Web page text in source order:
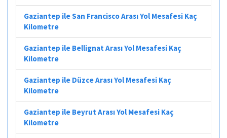
Gaziantep ile San Francisco Arası Yol Mesafesi Kaç
Kilometre
Gaziantep ile Bellignat Arası Yol Mesafesi Kaç
Kilometre
Gaziantep ile Düzce Arası Yol Mesafesi Kaç
Kilometre
Gaziantep ile Beyrut Arası Yol Mesafesi Kaç
Kilometre